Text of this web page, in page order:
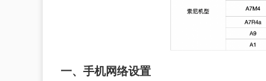
一、手机网络设置